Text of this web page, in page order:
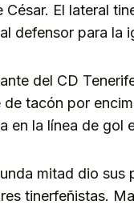
César. El lateral
defensor para la
del CD
de tacón por
en la línea de gol
mitad dio sus
tinerfeñistas.